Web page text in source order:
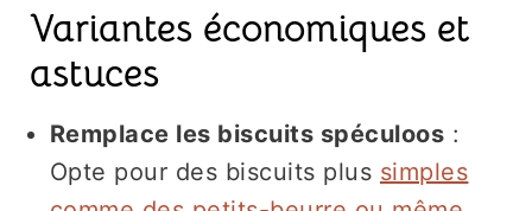
Variantes économiques et
astuces
Remplace les biscuits spéculoos :
Opte pour des biscuits plus simples